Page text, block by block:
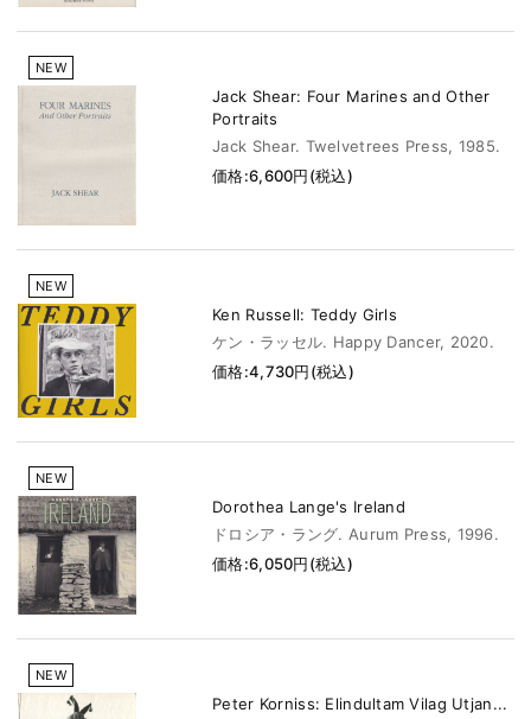
NEW
Jack Shear: Four Marines and Other
Portraits
Jack Shear. Twelvetrees Press, 1985.
価格:6,600円(税込)
NEW
Ken Russell: Teddy Girls
ケン・ラッセル. Happy Dancer, 2020.
価格:4,730円(税込)
NEW
Dorothea Lange's Ireland
ドロシア・ラング. Aurum Press, 1996.
価格:6,050円(税込)
NEW
Peter Korniss: Elindultam Vilag Utjan...